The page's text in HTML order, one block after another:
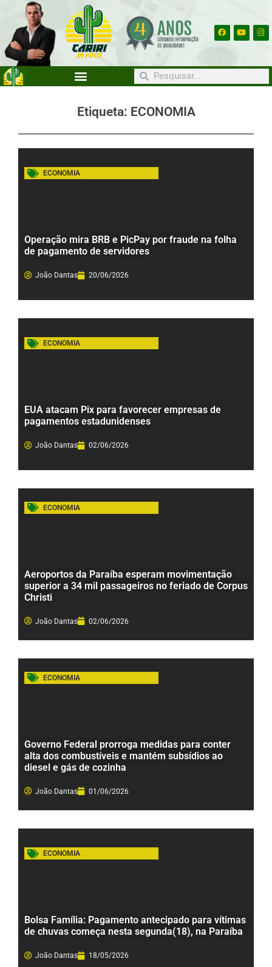
Etiqueta: ECONOMIA
ECONOMIA
Operação mira BRB e PicPay por fraude na folha
de pagamento de servidores
João Dantas 20/06/2026
ECONOMIA
EUA atacam Pix para favorecer empresas de
pagamentos estadunidenses
João Dantas 02/06/2026
ECONOMIA
Aeroportos da Paraíba esperam movimentação
superior a 34 mil passageiros no feriado de Corpus
Christi
João Dantas 02/06/2026
ECONOMIA
Governo Federal prorroga medidas para conter
alta dos combustíveis e mantém subsídios ao
diesel e gás de cozinha
João Dantas 01/06/2026
ECONOMIA
Bolsa Família: Pagamento antecipado para vítimas
de chuvas começa nesta segunda(18), na Paraíba
João Dantas 18/05/2026